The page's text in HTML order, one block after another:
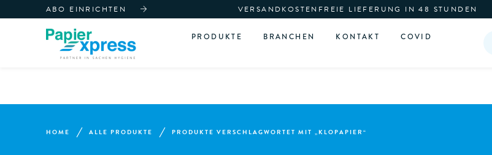
ABO EINRICHTEN VERSANDKOSTENFREIE LIEFERUNG IN 48 STUNDEN
PRODUKTE BRANCHEN KONTAKT COVID
HOME ALLE PRODUKTE PRODUKTE VERSCHLAGWORTET MIT „KLOPAPIER“